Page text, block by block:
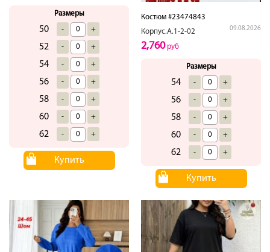
Размеры
50 - +
52 - +
54 - +
56 - +
58 - +
60 - +
62 - +
Купить
Костюм #23474843
Корпус.А.1-2-02
09.08.2026
2,760руб
Размеры
54 - +
56 - +
58 - +
60 - +
62 - +
Купить